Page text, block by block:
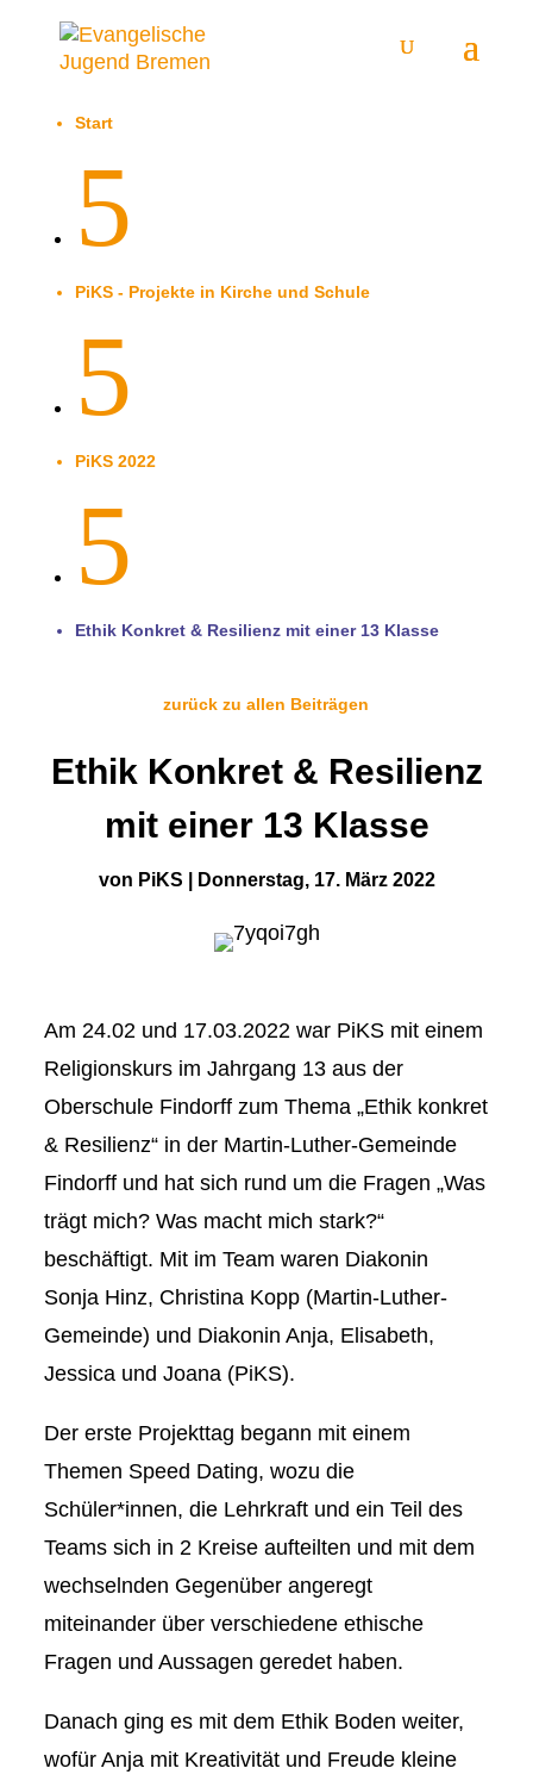
Start
5
PiKS - Projekte in Kirche und Schule
5
PiKS 2022
5
Ethik Konkret & Resilienz mit einer 13 Klasse
zurück zu allen Beiträgen
Ethik Konkret & Resilienz
mit einer 13 Klasse
von PiKS Donnerstag, 17. März 2022
Am 24.02 und 17.03.2022 war PiKS mit einem
Religionskurs im Jahrgang 13 aus der
Oberschule Findorff zum Thema „Ethik konkret
& Resilienz“ in der Martin-Luther-Gemeinde
Findorff und hat sich rund um die Fragen „Was
trägt mich? Was macht mich stark?“
beschäftigt. Mit im Team waren Diakonin
Sonja Hinz, Christina Kopp (Martin-Luther-
Gemeinde) und Diakonin Anja, Elisabeth,
Jessica und Joana (PiKS).
Der erste Projekttag begann mit einem
Themen Speed Dating, wozu die
Schüler*innen, die Lehrkraft und ein Teil des
Teams sich in 2 Kreise aufteilten und mit dem
wechselnden Gegenüber angeregt
miteinander über verschiedene ethische
Fragen und Aussagen geredet haben.
Danach ging es mit dem Ethik Boden weiter,
wofür Anja mit Kreativität und Freude kleine